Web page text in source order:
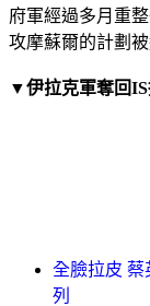
府軍經過多月重
攻摩蘇爾的計劃被
▼伊拉克軍奪回IS
全臉拉皮
列